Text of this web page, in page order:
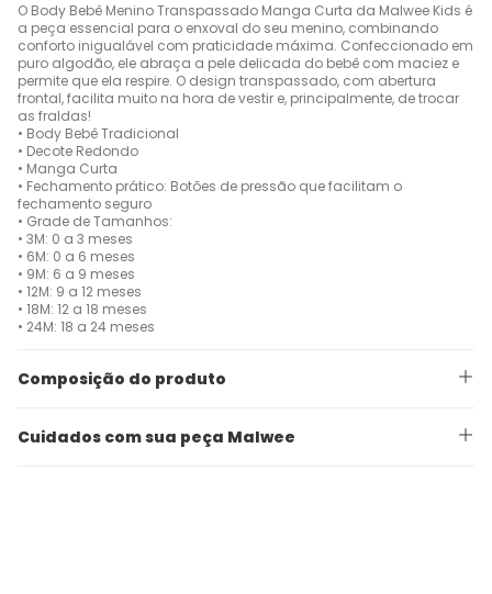
O Body Bebê Menino Transpassado Manga Curta da Malwee Kids é
a peça essencial para o enxoval do seu menino, combinando
conforto inigualável com praticidade máxima. Confeccionado em
puro algodão, ele abraça a pele delicada do bebê com maciez e
permite que ela respire. O design transpassado, com abertura
frontal, facilita muito na hora de vestir e, principalmente, de trocar
as fraldas!
• Body Bebê Tradicional
• Decote Redondo
• Manga Curta
• Fechamento prático: Botões de pressão que facilitam o
fechamento seguro
• Grade de Tamanhos:
• 3M: 0 a 3 meses
• 6M: 0 a 6 meses
• 9M: 6 a 9 meses
• 12M: 9 a 12 meses
• 18M: 12 a 18 meses
• 24M: 18 a 24 meses
Composição do produto
Cuidados com sua peça Malwee